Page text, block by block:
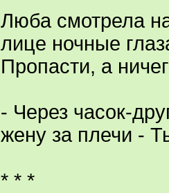
Люба смотрела
лице ночные
Пропасти, а
- Через часок-
жену за плечи -
* * *